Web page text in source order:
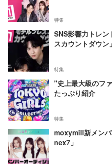
特集
SNS影響力トレン
スカウントダウン」
特集
"史上最大級のフ
たっぷり紹介
特集
moxymill新メン
nex7」